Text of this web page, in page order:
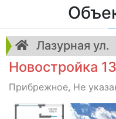
Лазурная ул.
Новостройка
Прибрежное, Не